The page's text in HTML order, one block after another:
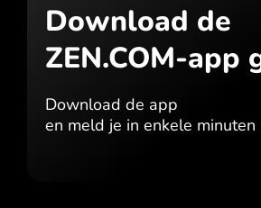
Download de
ZEN.COM-app
Download de app
en meld je in enkele minuten